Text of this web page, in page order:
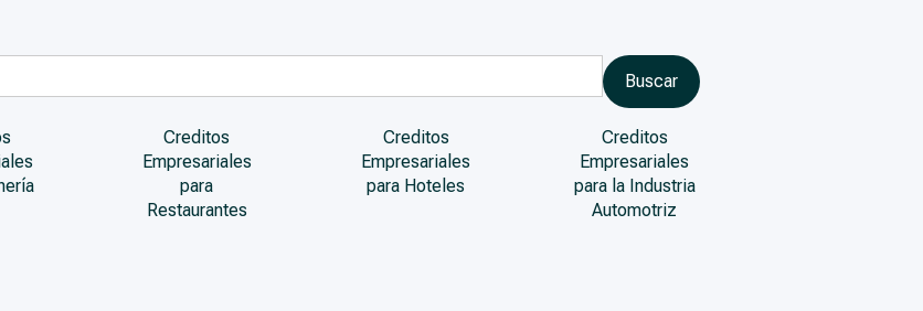
Creditos
Empresariales
para
Restaurantes
Creditos
Empresariales
para Hoteles
Creditos
Empresariales
para la Industria
Automotriz